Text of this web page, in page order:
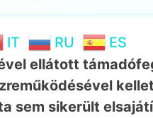
IT RU
ES
ellátott
sem sikerült